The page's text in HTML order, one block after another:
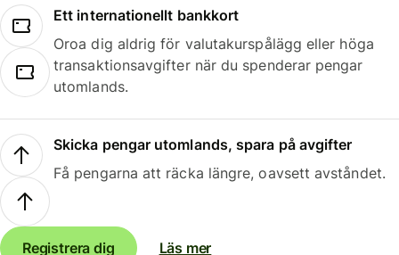
Ett internationellt bankkort
Oroa dig aldrig för valutakurspålägg eller höga
transaktionsavgifter när du spenderar pengar
utomlands.
Skicka pengar utomlands, spara på avgifter
Få pengarna att räcka längre, oavsett avståndet.
Registrera dig Läs mer